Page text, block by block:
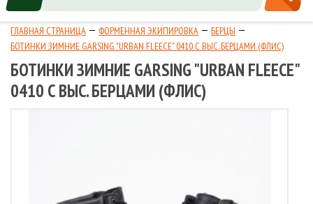
ГЛАВНАЯ СТРАНИЦА ФОРМЕННАЯ ЭКИПИРОВКА
БЕРЦЫ
БОТИНКИ ЗИМНИЕ GARSING "URBAN FLEECE" 0410 С ВЫС. БЕРЦАМИ (ФЛИС)
БОТИНКИ ЗИМНИЕ GARSING "URBAN FLEECE"
0410 С ВЫС. БЕРЦАМИ (ФЛИС)